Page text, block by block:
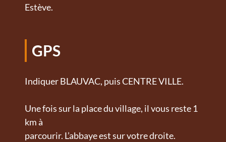
Estève.
GPS
Indiquer BLAUVAC, puis CENTRE VILLE.
Une fois sur la place du village, il vous reste 1
km à
parcourir. L’abbaye est sur votre droite.